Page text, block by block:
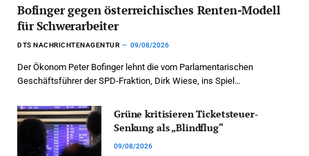
Bofinger gegen österreichisches Renten-Modell
für Schwerarbeiter
DTS NACHRICHTENAGENTUR 09/08/2026
Der Ökonom Peter Bofinger lehnt die vom Parlamentarischen
Geschäftsführer der SPD-Fraktion, Dirk Wiese, ins Spiel…
Grüne kritisieren Ticketsteuer-
Senkung als „Blindflug“
09/08/2026